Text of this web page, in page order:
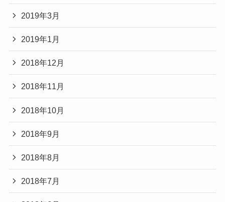
2019年3月
2019年1月
2018年12月
2018年11月
2018年10月
2018年9月
2018年8月
2018年7月